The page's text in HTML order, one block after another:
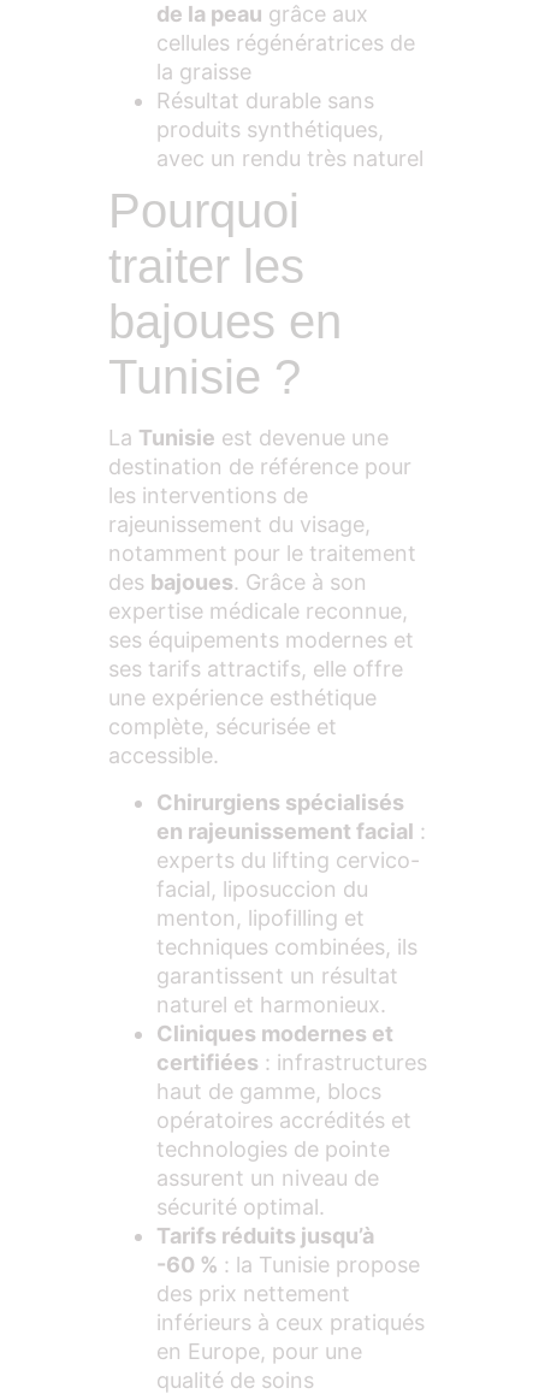
de la peau grâce aux
cellules régénératrices de
la graisse
Résultat durable sans
produits synthétiques,
avec un rendu très naturel
Pourquoi
traiter les
bajoues en
Tunisie ?
La Tunisie est devenue une
destination de référence pour
les interventions de
rajeunissement du visage,
notamment pour le traitement
des bajoues. Grâce à son
expertise médicale reconnue,
ses équipements modernes et
ses tarifs attractifs, elle offre
une expérience esthétique
complète, sécurisée et
accessible.
Chirurgiens spécialisés
en rajeunissement facial :
experts du lifting cervico-
facial, liposuccion du
menton, lipofilling et
techniques combinées, ils
garantissent un résultat
naturel et harmonieux.
Cliniques modernes et
certifiées : infrastructures
haut de gamme, blocs
opératoires accrédités et
technologies de pointe
assurent un niveau de
sécurité optimal.
Tarifs réduits jusqu’à
-60 % : la Tunisie propose
des prix nettement
inférieurs à ceux pratiqués
en Europe, pour une
qualité de soins